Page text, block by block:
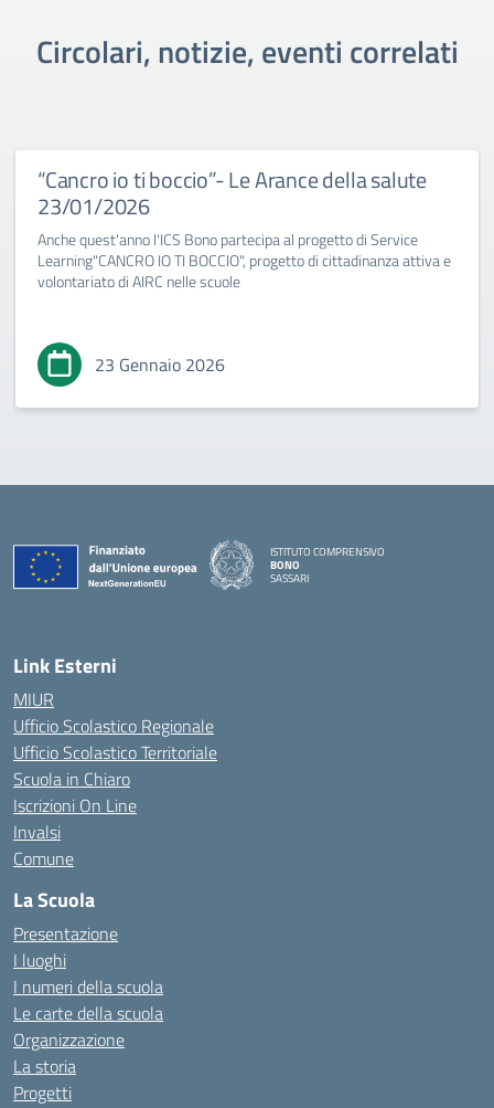
Circolari, notizie, eventi correlati
“Cancro io ti boccio”- Le Arance della salute
23/01/2026
Anche quest'anno l'ICS Bono partecipa al progetto di Service
Learning"CANCRO IO TI BOCCIO", progetto di cittadinanza attiva e
volontariato di AIRC nelle scuole
23 Gennaio 2026
ISTITUTO COMPRENSIVO
BONO
SASSARI
Link Esterni
MIUR
Ufficio Scolastico Regionale
Ufficio Scolastico Territoriale
Scuola in Chiaro
Iscrizioni On Line
Invalsi
Comune
La Scuola
Presentazione
I luoghi
I numeri della scuola
Le carte della scuola
Organizzazione
La storia
Progetti